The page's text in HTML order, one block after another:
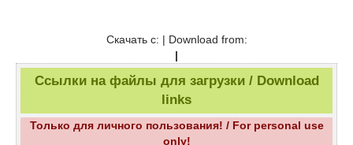
Скачать с: | Download from:
|
Ссылки на файлы для загрузки / Download
links
Только для личного пользования! / For personal use
only!